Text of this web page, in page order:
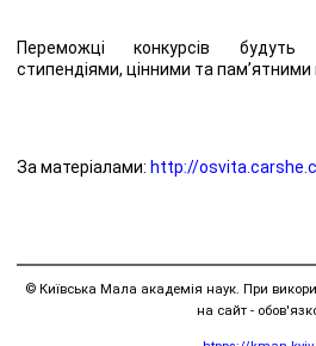
Переможці конкурсів будуть
стипендіями, цінними та пам’ятними
За матеріалами: http://
© Київська Мала академія наук. При
на сайт -